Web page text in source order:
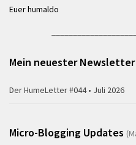
Euer humaldo
Mein neuester Newsletter
Der HumeLetter #044 • Juli 2026
Micro-Blogging Updates